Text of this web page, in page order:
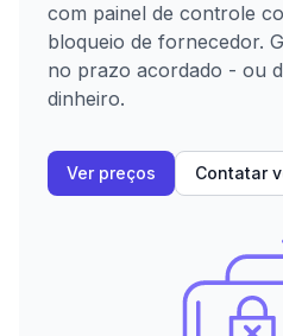
com painel de controle
bloqueio de fornecedor.
no prazo acordado - ou
dinheiro.
Ver preços Contatar